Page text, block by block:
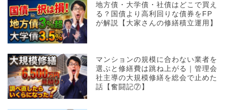
地方債・大学債・社債はどこで買え
る？国債より高利回りな債券をFP
が解説【大家さんの修繕積立運用】
マンションの規模に合わない業者を
選ぶと修繕費は跳ね上がる｜管理会
社主導の大規模修繕を総会で止めた
話【奮闘記⑦】